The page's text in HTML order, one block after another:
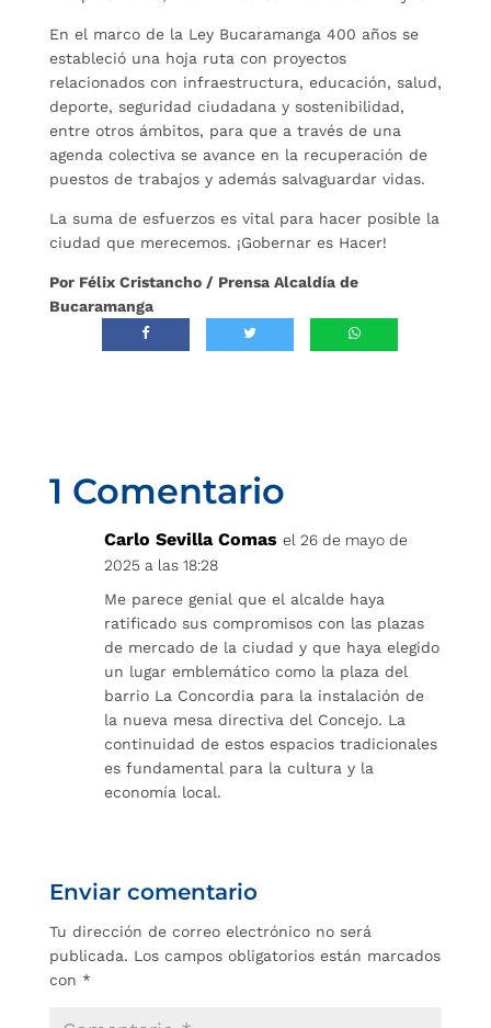
En el marco de la Ley Bucaramanga 400 años se
estableció una hoja ruta con proyectos
relacionados con infraestructura, educación, salud,
deporte, seguridad ciudadana y sostenibilidad,
entre otros ámbitos, para que a través de una
agenda colectiva se avance en la recuperación de
puestos de trabajos y además salvaguardar vidas.
La suma de esfuerzos es vital para hacer posible la
ciudad que merecemos. ¡Gobernar es Hacer!
Por Félix Cristancho / Prensa Alcaldía de
Bucaramanga
1 Comentario
Carlo Sevilla Comas el 26 de mayo de
2025 a las 18:28
Me parece genial que el alcalde haya
ratificado sus compromisos con las plazas
de mercado de la ciudad y que haya elegido
un lugar emblemático como la plaza del
barrio La Concordia para la instalación de
la nueva mesa directiva del Concejo. La
continuidad de estos espacios tradicionales
es fundamental para la cultura y la
economía local.
Enviar comentario
Tu dirección de correo electrónico no será
publicada. Los campos obligatorios están marcados
con *